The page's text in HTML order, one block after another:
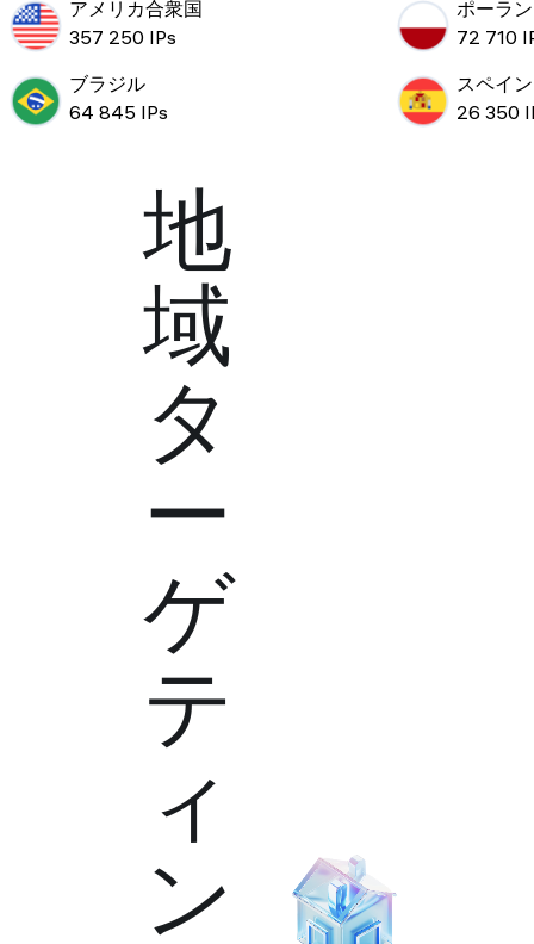
アメリカ合衆国
357 250 IPs
ポーラ
72 710
ブラジル
64 845 IPs
スペイン
26 350
地
域
タ
ー
ゲ
テ
ィ
ン